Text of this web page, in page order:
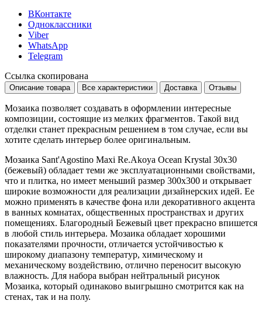
ВКонтакте
Одноклассники
Viber
WhatsApp
Telegram
Ссылка скопирована
Описание товара Все характеристики Доставка Отзывы
Мозаика позволяет создавать в оформлении интересные
композиции, состоящие из мелких фрагментов. Такой вид
отделки станет прекрасным решением в том случае, если вы
хотите сделать интерьер более оригинальным.
Мозаика Sant'Agostino Maxi Re.Akoya Ocean Krystal 30x30
(бежевый) обладает теми же эксплуатационными свойствами,
что и плитка, но имеет меньший размер 300x300 и открывает
широкие возможности для реализации дизайнерских идей. Ее
можно применять в качестве фона или декоративного акцента
в ванных комнатах, общественных пространствах и других
помещениях. Благородный Бежевый цвет прекрасно впишется
в любой стиль интерьера. Мозаика обладает хорошими
показателями прочности, отличается устойчивостью к
широкому диапазону температур, химическому и
механическому воздействию, отлично переносит высокую
влажность. Для набора выбран нейтральный рисунок
Мозаика, который одинаково выигрышно смотрится как на
стенах, так и на полу.